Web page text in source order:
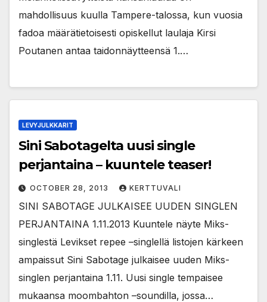
mahdollisuus kuulla Tampere-talossa, kun vuosia
fadoa määrätietoisesti opiskellut laulaja Kirsi
Poutanen antaa taidonnäytteensä 1.…
LEVYJULKKARIT
Sini Sabotagelta uusi single
perjantaina – kuuntele teaser!
OCTOBER 28, 2013 KERTTUVALI
SINI SABOTAGE JULKAISEE UUDEN SINGLEN
PERJANTAINA 1.11.2013 Kuuntele näyte Miks-
singlestä Levikset repee –singlellä listojen kärkeen
ampaissut Sini Sabotage julkaisee uuden Miks-
singlen perjantaina 1.11. Uusi single tempaisee
mukaansa moombahton –soundilla, jossa…